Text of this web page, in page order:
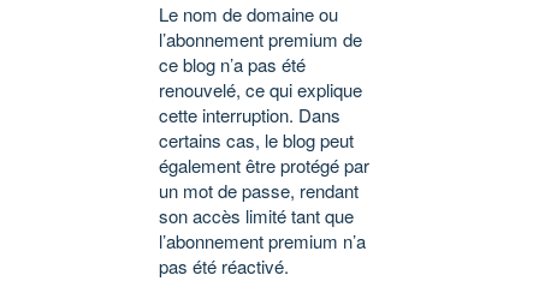
Le nom de domaine ou
l’abonnement premium de
ce blog n’a pas été
renouvelé, ce qui explique
cette interruption. Dans
certains cas, le blog peut
également être protégé par
un mot de passe, rendant
son accès limité tant que
l’abonnement premium n’a
pas été réactivé.